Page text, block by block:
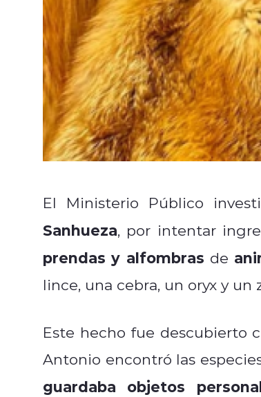
El Ministerio Público
Sanhueza, por intentar
prendas y alfombras de
lince, una cebra, un oryx y un
Este hecho fue descubierto
Antonio encontró las
guardaba objetos